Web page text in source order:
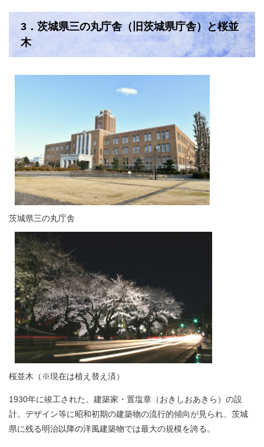
3．茨城県三の丸庁舎（旧茨城県庁舎）と桜並
木
茨城県三の丸庁舎​
桜並木（※現在は植え替え済）
1930年に竣工された。建築家・置塩章（おきしおあきら）の設
計。デザイン等に昭和初期の建築物の流行的傾向が見られ、茨城
県に残る明治以降の洋風建築物では最大の規模を誇る。